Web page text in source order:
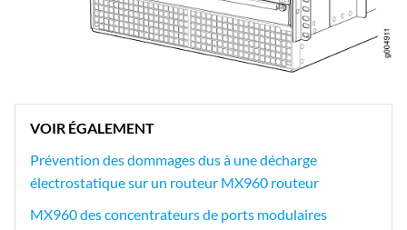
VOIR ÉGALEMENT
Prévention des dommages dus à une décharge
électrostatique sur un routeur MX960 routeur
MX960 des concentrateurs de ports modulaires